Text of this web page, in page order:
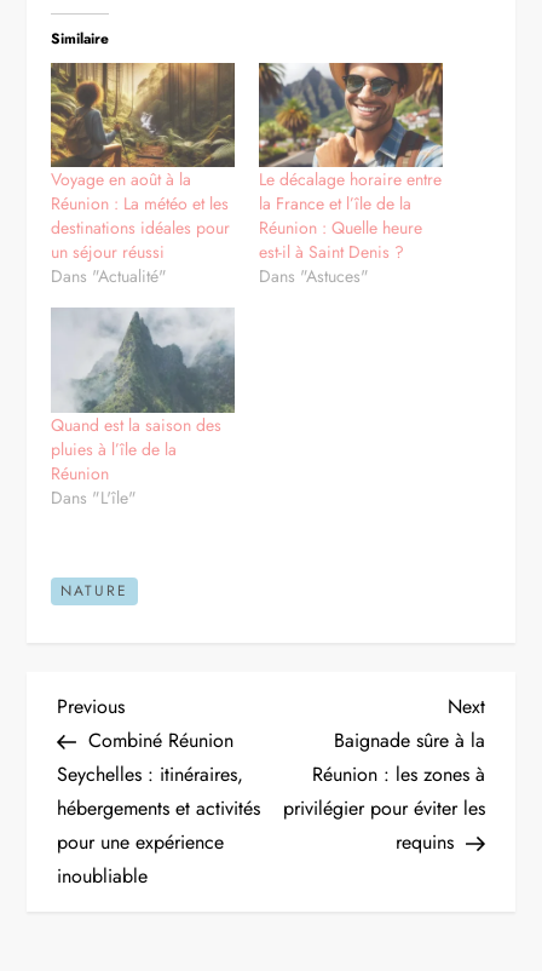
Similaire
Voyage en août à la
Réunion : La météo et les
destinations idéales pour
un séjour réussi
Dans "Actualité"
Le décalage horaire entre
la France et l’île de la
Réunion : Quelle heure
est-il à Saint Denis ?
Dans "Astuces"
Quand est la saison des
pluies à l’île de la
Réunion
Dans "L'île"
NATURE
N
a
v
i
Previous
Post
Previous
Combiné Réunion
Seychelles : itinéraires,
hébergements et activités
pour une expérience
inoubliable
Next
Post
Next
Baignade sûre à la
Réunion : les zones à
privilégier pour éviter les
requins